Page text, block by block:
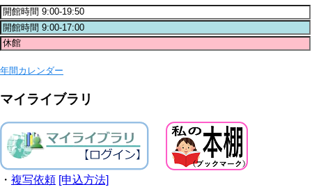
年間カレンダー
マイライブラリ
・ 複写依頼 [申込方法]